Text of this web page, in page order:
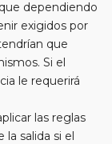
dependiendo
exigidos por
que
Si el
le requerirá
las reglas
salida si el